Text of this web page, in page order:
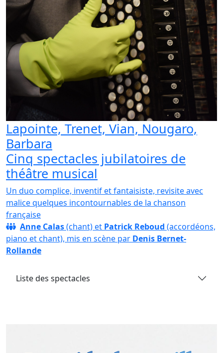
Lapointe, Trenet, Vian, Nougaro,
Barbara
Cinq spectacles jubilatoires de
théâtre musical
Un duo complice, inventif et fantaisiste, revisite avec
malice quelques incontournables de la chanson
française
Anne Calas(chant) et Patrick Reboud (accordéons,
piano et chant), mis en scène par Denis Bernet-
Rollande
Liste des spectacles